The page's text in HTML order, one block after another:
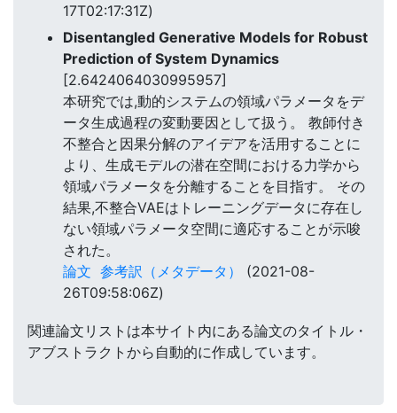
17T02:17:31Z)
Disentangled Generative Models for Robust
Prediction of System Dynamics
[2.6424064030995957]
本研究では,動的システムの領域パラメータをデ
ータ生成過程の変動要因として扱う。 教師付き
不整合と因果分解のアイデアを活用することに
より、生成モデルの潜在空間における力学から
領域パラメータを分離することを目指す。 その
結果,不整合VAEはトレーニングデータに存在し
ない領域パラメータ空間に適応することが示唆
された。
論文 参考訳（メタデータ）
(2021-08-
26T09:58:06Z)
関連論文リストは本サイト内にある論文のタイトル・
アブストラクトから自動的に作成しています。